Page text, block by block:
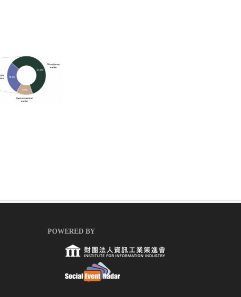
POWERED BY